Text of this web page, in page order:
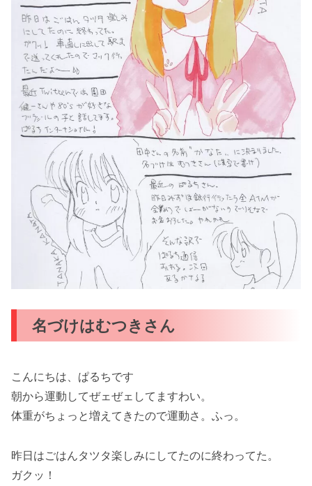
名づけはむつきさん
こんにちは、ぱるちです
朝から運動してぜェぜェしてますわい。
体重がちょっと増えてきたので運動さ。ふっ。
昨日はごはんタツタ楽しみにしてたのに終わってた。
ガクッ！